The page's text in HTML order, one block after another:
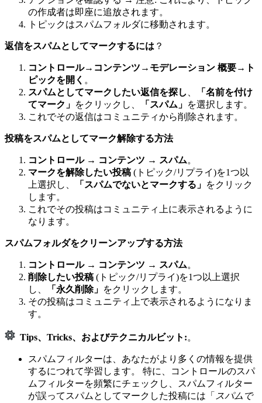
の作成者は即座に追放されます。
トピックはスパムフォルダに移動されます。
返信をスパムとしてマークするには ？
コントロール→ コンテンツ → モデレーション 概要→ ト
ピックを開く 。
スパムとしてマークしたい返信を探し
「名前を付け
てマーク」 をクリックし、 「スパム」 を選択します。
これでその返信はコミュニティから削除されます。
投稿をスパムとしてマーク解除する方法
コントロール→ コンテンツ → スパム。
マークを解除したい投稿 (トピック/リプライ)を1つ以
上選択し、
「スパムでないとマークする」 をクリック
します。
これでその投稿はコミュニティ上に表示されるように
なります。
スパムフォルダをクリーンアップする方法
コントロール→ コンテンツ → スパム。
削除したい投稿 (トピック/リプライ)を1つ以上選択
し、
「永久削除」 をクリックします。
その投稿はコミュニティ上で表示されるようになりま
す。
Tips、Tricks、およびテクニカルビット:。
スパムフィルターは、あなたがより多くの情報を提供
するにつれて学習します。 特に、コントロールのスパ
ムフィルターを頻繁にチェックし、スパムフィルター
が誤ってスパムとしてマークした投稿には「 スパムで